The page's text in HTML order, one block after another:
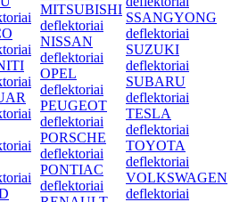
MITSUBISHI
deflektoriai
NISSAN
deflektoriai
OPEL
deflektoriai
PEUGEOT
deflektoriai
PORSCHE
deflektoriai
PONTIAC
deflektoriai
SSANGYONG
deflektoriai
SUZUKI
deflektoriai
SUBARU
deflektoriai
TESLA
deflektoriai
TOYOTA
deflektoriai
VOLKSWAGEN
deflektoriai